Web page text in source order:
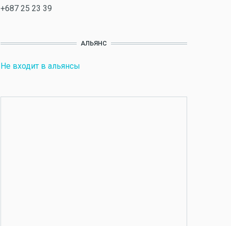
+687 25 23 39
АЛЬЯНС
Не входит в альянсы